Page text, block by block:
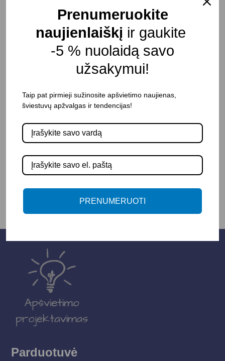
Ilgis: 200 mm
Plotis: 126 mm
Judesio daviklis: Yra
Šviesos reguliavimas: Negalimas
Atsparumas drėgmei: IP65
+ Į KREPŠELĮ
Parduotuvė
Prenumeruokite
naujienlaiškį ir gaukite
-5 % nuolaidą savo
užsakymui!
Taip pat pirmieji sužinosite apšvietimo naujienas,
šviestuvų apžvalgas ir tendencijas!
PRENUMERUOTI